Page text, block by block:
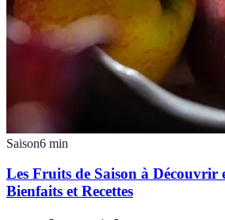
Saison6 min
Les Fruits de Saison à Découvrir
Bienfaits et Recettes